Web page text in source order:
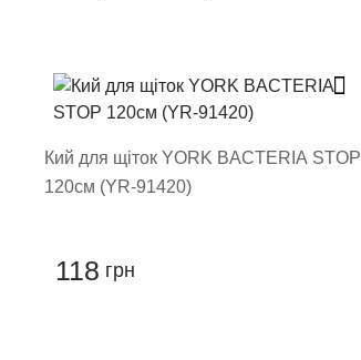
Кий для щіток YORK BACTERIA STOP
120см (YR-91420)
118 грн